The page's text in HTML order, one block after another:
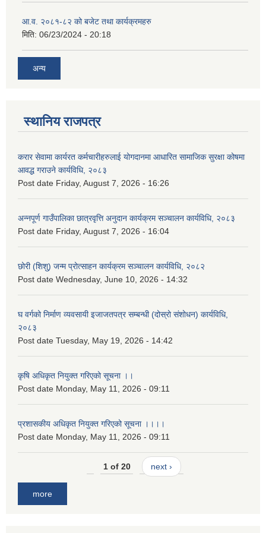
आ.व. २०८१-८२ को बजेट तथा कार्यक्रमहरु
मिति: 06/23/2024 - 20:18
अन्य
स्थानिय राजपत्र
करार सेवामा कार्यरत कर्मचारीहरुलाई योगदानमा आधारित सामाजिक सुरक्षा कोषमा
आवद्ध गराउने कार्यविधि, २०८३
Post date Friday, August 7, 2026 - 16:26
अन्नपूर्ण गाउँपालिका छात्रवृत्ति अनुदान कार्यक्रम सञ्चालन कार्यविधि, २०८३
Post date Friday, August 7, 2026 - 16:04
छोरी (शिशु) जन्म प्रोत्साहन कार्यक्रम सञ्चालन कार्यविधि, २०८२
Post date Wednesday, June 10, 2026 - 14:32
घ वर्गको निर्माण व्यवसायी इजाजतपत्र सम्बन्धी (दोस्रो संशोधन) कार्यविधि,
२०८३
Post date Tuesday, May 19, 2026 - 14:42
कृषि अधिकृत नियुक्त गरिएको सूचना ।।
Post date Monday, May 11, 2026 - 09:11
प्रशासकीय अधिकृत नियुक्त गरिएको सूचना ।।।।
Post date Monday, May 11, 2026 - 09:11
1 of 20 next ›
more